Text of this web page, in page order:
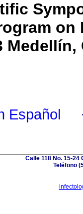
on
Español
Calle 118 No. 15-24
Teléfono